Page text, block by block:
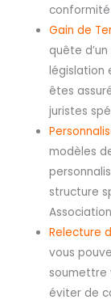
Gain de
quête
législation
êtes
juristes
modèles
structure
Relecture
vous
soumettre
éviter de